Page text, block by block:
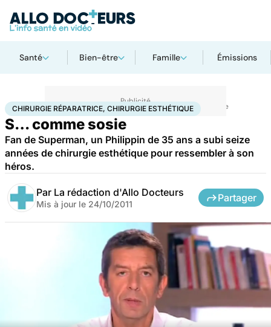
Santé Bien-être Famille Émissions
AccueilSantéMaladiesChirurgie réparatrice, chirurgie esthétique
CHIRURGIE RÉPARATRICE, CHIRURGIE ESTHÉTIQUE
S… comme sosie
Fan de Superman, un Philippin de 35 ans a subi seize
années de chirurgie esthétique pour ressembler à son
héros.
Par La rédaction d'Allo Docteurs
Mis à jour le 24/10/2011
Partager